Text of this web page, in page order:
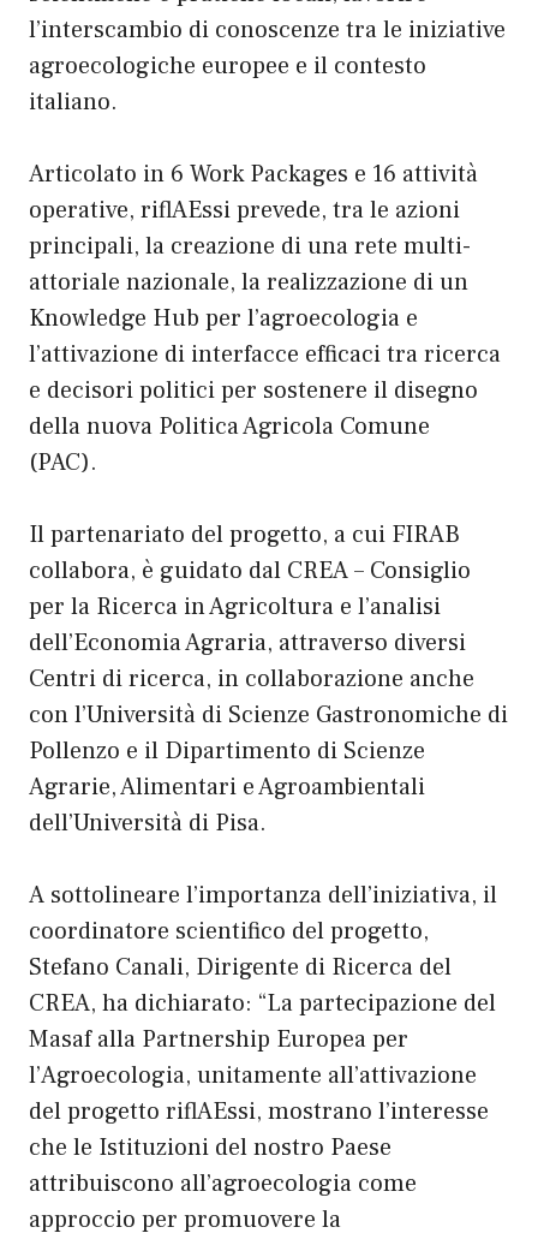
l’interscambio di conoscenze tra le iniziative
agroecologiche europee e il contesto
italiano.
Articolato in 6 Work Packages e 16 attività
operative, riflAEssi prevede, tra le azioni
principali, la creazione di una rete multi-
attoriale nazionale, la realizzazione di un
Knowledge Hub per l’agroecologia e
l’attivazione di interfacce efficaci tra ricerca
e decisori politici per sostenere il disegno
della nuova Politica Agricola Comune
(PAC).
Il partenariato del progetto, a cui FIRAB
collabora, è guidato dal CREA – Consiglio
per la Ricerca in Agricoltura e l’analisi
dell’Economia Agraria, attraverso diversi
Centri di ricerca, in collaborazione anche
con l’Università di Scienze Gastronomiche di
Pollenzo e il Dipartimento di Scienze
Agrarie, Alimentari e Agroambientali
dell’Università di Pisa.
A sottolineare l’importanza dell’iniziativa, il
coordinatore scientifico del progetto,
Stefano Canali, Dirigente di Ricerca del
CREA, ha dichiarato: “La partecipazione del
Masaf alla Partnership Europea per
l’Agroecologia, unitamente all’attivazione
del progetto riflAEssi, mostrano l’interesse
che le Istituzioni del nostro Paese
attribuiscono all’agroecologia come
approccio per promuovere la